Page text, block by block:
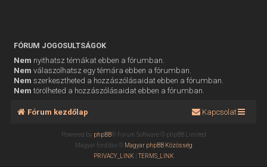
FÓRUM JOGOSULTSÁGOK
Nem nyithatsz témákat ebben a fórumban.
Nem válaszolhatsz egy témára ebben a fórumban.
Nem szerkesztheted a hozzászólásaidat ebben a fórumban.
Nem törölheted a hozzászólásaidat ebben a fórumban.
Fórum kezdőlap Kapcsolat
Powered by phpBB® Forum Software © phpBB Limited
Magyar fordítás © Magyar phpBB Közösség
PRIVACY_LINK |TERMS_LINK